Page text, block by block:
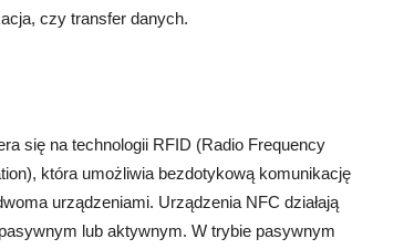
czy transfer danych.
się na technologii RFID (Radio Frequency
która umożliwia bezdotykową komunikację
urządzeniami. Urządzenia NFC działają
lub aktywnym. W trybie pasywnym